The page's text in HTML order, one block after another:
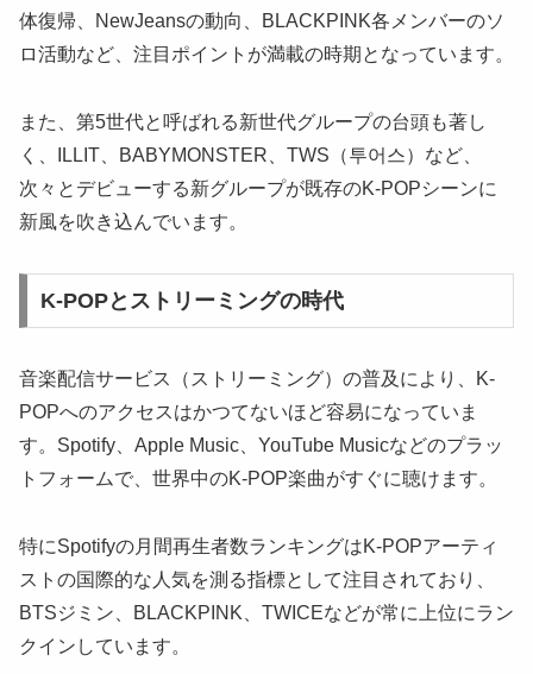
体復帰、NewJeansの動向、BLACKPINK各メンバーのソ
ロ活動など、注目ポイントが満載の時期となっています。
また、第5世代と呼ばれる新世代グループの台頭も著し
く、ILLIT、BABYMONSTER、TWS（투어스）など、
次々とデビューする新グループが既存のK-POPシーンに
新風を吹き込んでいます。
K-POPとストリーミングの時代
音楽配信サービス（ストリーミング）の普及により、K-
POPへのアクセスはかつてないほど容易になっていま
す。Spotify、Apple Music、YouTube Musicなどのプラッ
トフォームで、世界中のK-POP楽曲がすぐに聴けます。
特にSpotifyの月間再生者数ランキングはK-POPアーティ
ストの国際的な人気を測る指標として注目されており、
BTSジミン、BLACKPINK、TWICEなどが常に上位にラン
クインしています。